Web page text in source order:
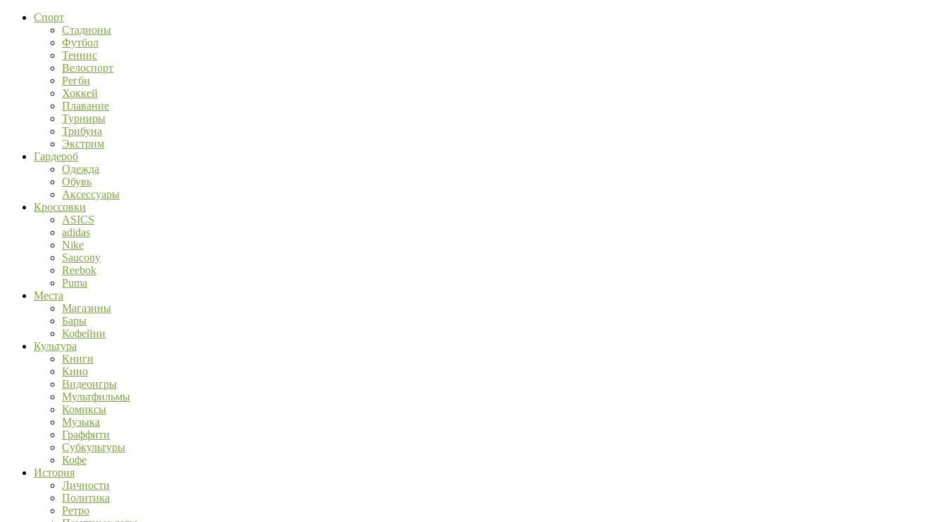
Спорт
Стадионы
Футбол
Теннис
Велоспорт
Регби
Хоккей
Плавание
Турниры
Трибуна
Экстрим
Гардероб
Одежда
Обувь
Аксессуары
Кроссовки
ASICS
adidas
Nike
Saucony
Reebok
Puma
Места
Магазины
Бары
Кофейни
Культура
Книги
Кино
Видеоигры
Мультфильмы
Комиксы
Музыка
Граффити
Субкультуры
Кофе
История
Личности
Политика
Ретро